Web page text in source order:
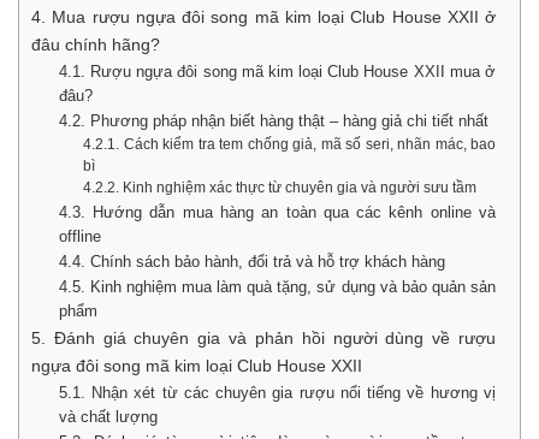
4. Mua rượu ngựa đôi song mã kim loại Club House XXII ở
đâu chính hãng?
4.1. Rượu ngựa đôi song mã kim loại Club House XXII mua ở
đâu?
4.2. Phương pháp nhận biết hàng thật – hàng giả chi tiết nhất
4.2.1. Cách kiểm tra tem chống giả, mã số seri, nhãn mác, bao
bì
4.2.2. Kinh nghiệm xác thực từ chuyên gia và người sưu tầm
4.3. Hướng dẫn mua hàng an toàn qua các kênh online và
offline
4.4. Chính sách bảo hành, đổi trả và hỗ trợ khách hàng
4.5. Kinh nghiệm mua làm quà tặng, sử dụng và bảo quản sản
phẩm
5. Đánh giá chuyên gia và phản hồi người dùng về rượu
ngựa đôi song mã kim loại Club House XXII
5.1. Nhận xét từ các chuyên gia rượu nổi tiếng về hương vị
và chất lượng